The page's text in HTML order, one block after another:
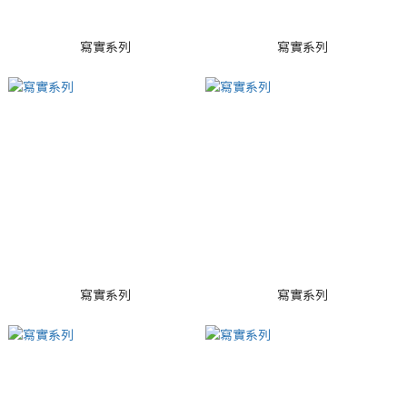
寫實系列 寫實系列
寫實系列 寫實系列